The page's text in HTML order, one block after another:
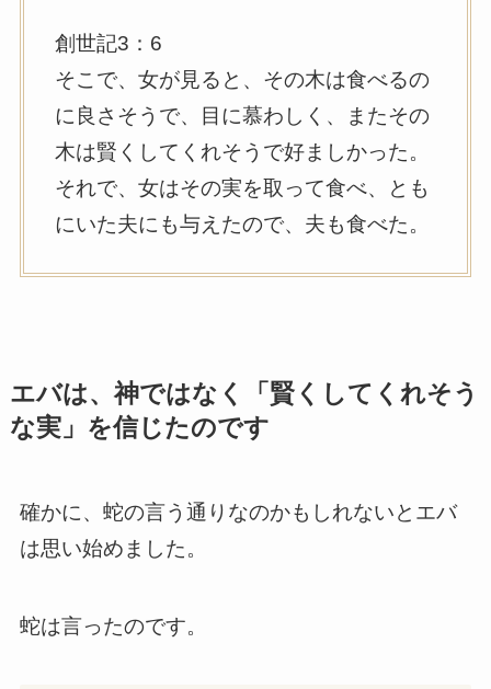
創世記3：6
そこで、女が見ると、その木は食べるの
に良さそうで、目に慕わしく、またその
木は賢くしてくれそうで好ましかった。
それで、女はその実を取って食べ、とも
にいた夫にも与えたので、夫も食べた。
エバは、神ではなく「賢くしてくれそう
な実」を信じたのです
確かに、蛇の言う通りなのかもしれないとエバ
は思い始めました。
蛇は言ったのです。